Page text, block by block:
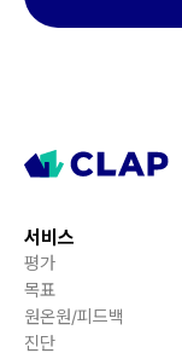
서비스
평가
목표
원온원/피드백
진단